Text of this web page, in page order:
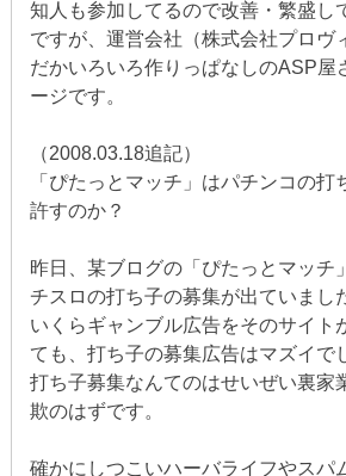
知人も参加してるので改善・繁盛し
ですが、運営会社（株式会社プロヴ
だかいろいろ作りっぱなしのASP屋
ージです。
（2008.03.18追記）
「ぴたっとマッチ」はパチンコの打
許すのか？
昨日、某ブログの「ぴたっとマッチ
チスロの打ち子の募集が出ていまし
いくらギャンブル広告をそのサイト
ても、打ち子の募集広告はマズイで
打ち子募集なんてのはせいぜい裏家
欺のはずです。
確かにしつこいハーバライフやスパ